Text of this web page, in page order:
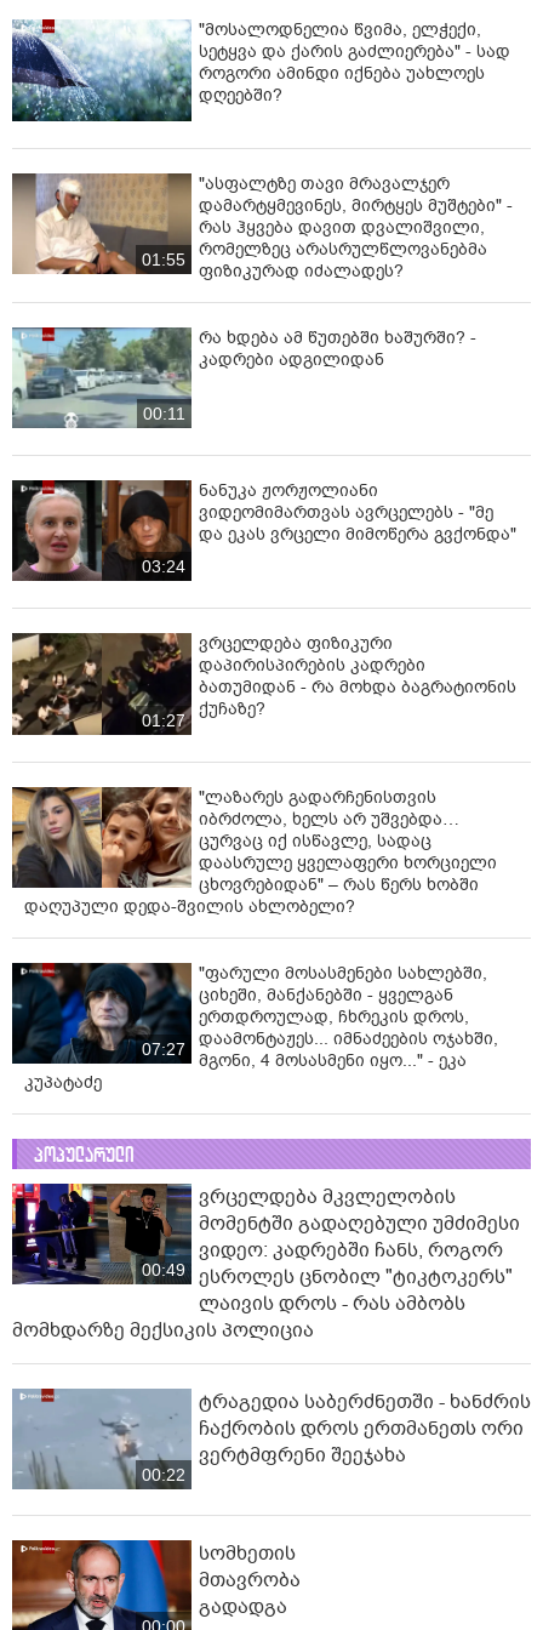
ლაშა ცანავას ბრალდება გუშინ წაუყენეს.
პროკურატურის ინფორმაციით, ლაშა ცანავა უცხო
ქვეყნის მოქალაქეს გავლენიანი ნაცნობების
მეშვეობით საქართველოში ერთწლიანი ბინადრობის
ნებართვის მიღებას შეჰპირდა, რის სანაცვლოდაც მას
5 600 ამერიკული დოლარი მოსთხოვა.
ცნობისთვის, ლაშა ცანავა სახელმწიფო
უსაფრთხოების სამსახურის ანტიკორუფციული
სააგენტოს თანამშრომლებმა დააკავეს. მას
ბრალდება დიდი ოდენობით თაღლითობის
მცდელობის ფაქტზე წარედგინა, რაც სასჯელის სახედ
და ზომად ჯარიმას, ან ექსვიდან ცხრა წლამდე
თავისუფლების აღკვეთას ითვალისწინებს.
"მოსალოდნელია წვიმა, ელჭექი,
სეტყვა და ქარის გაძლიერება" - სად
როგორი ამინდი იქნება უახლოეს
დღეებში?
01:55
"ასფალტზე თავი მრავალჯერ
დამარტყმევინეს, მირტყეს მუშტები" -
რას ჰყვება დავით დვალიშვილი,
რომელზეც არასრულწლოვანებმა
ფიზიკურად იძალადეს?
00:11
რა ხდება ამ წუთებში ხაშურში? -
კადრები ადგილიდან
03:24
ნანუკა ჟორჟოლიანი
ვიდეომიმართვას ავრცელებს - "მე
და ეკას ვრცელი მიმოწერა გვქონდა"
01:27
ვრცელდება ფიზიკური
დაპირისპირების კადრები
ბათუმიდან - რა მოხდა ბაგრატიონის
ქუჩაზე?
"ლაზარეს გადარჩენისთვის
იბრძოლა, ხელს არ უშვებდა…
ცურვაც იქ ისწავლე, სადაც
დაასრულე ყველაფერი ხორციელი
ცხოვრებიდან" – რას წერს ხობში
დაღუპული დედა-შვილის ახლობელი?
07:27
"ფარული მოსასმენები სახლებში,
ციხეში, მანქანებში - ყველგან
ერთდროულად, ჩხრეკის დროს,
დაამონტაჟეს... იმნაძეების ოჯახში,
მგონი, 4 მოსასმენი იყო..." - ეკა
კუპატაძე
პოპულარული
00:49
ვრცელდება მკვლელობის
მომენტში გადაღებული უმძიმესი
ვიდეო: კადრებში ჩანს, როგორ
ესროლეს ცნობილ "ტიკტოკერს"
ლაივის დროს - რას ამბობს
მომხდარზე მექსიკის პოლიცია
00:22
ტრაგედია საბერძნეთში - ხანძრის
ჩაქრობის დროს ერთმანეთს ორი
ვერტმფრენი შეეჯახა
სომხეთის
მთავრობა
გადადგა